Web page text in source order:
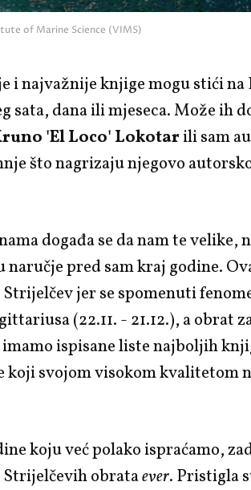
of Marine Science (VIMS)
i najvažnije knjige mogu stići na
sata, dana ili mjeseca. Može ih
'El Loco' Lokotarili sam
što nagrizaju njegovo
događa se da nam te velike,
naručje pred sam kraj godine.
Strijelčev jer se spomenuti
(22.11. - 21.12.), a obrat
imamo ispisane liste najboljih
koji svojom visokom kvalitetom
koju već polako ispraćamo,
obrataever. Pristigla